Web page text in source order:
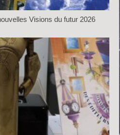
Visions du futur 2026